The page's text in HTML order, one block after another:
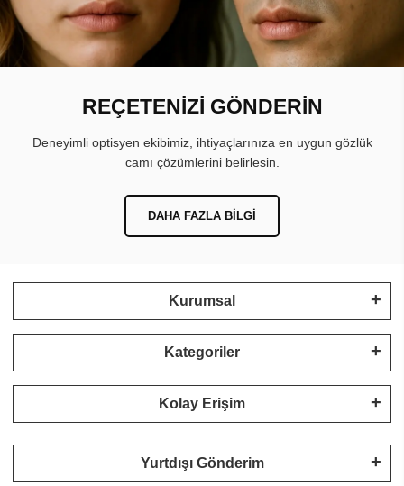
REÇETENİZİ GÖNDERİN
Deneyimli optisyen ekibimiz, ihtiyaçlarınıza en uygun gözlük
camı çözümlerini belirlesin.
DAHA FAZLA BILGI
Kurumsal
Kategoriler
Kolay Erişim
Yurtdışı Gönderim